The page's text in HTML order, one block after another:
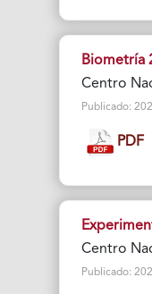
Biometría
Centro
Publicado:
PDF
Centro
Publicado: